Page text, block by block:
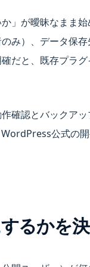
」が曖昧なまま
み）、データ保
だと、既存プラ
確認とバックア
公式の
るかを